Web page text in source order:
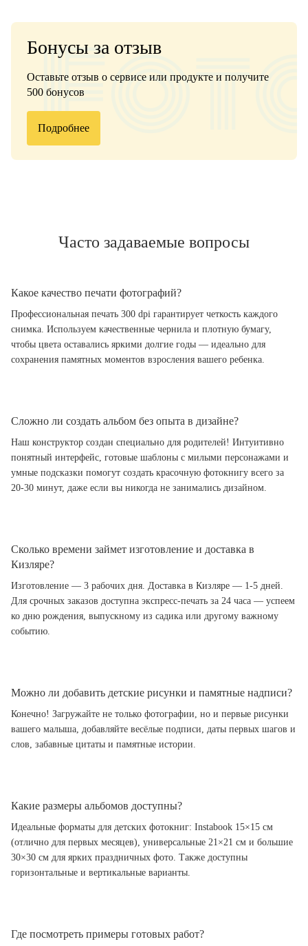
Бонусы за отзыв
Оставьте отзыв о сервисе или продукте и получите
500 бонусов
Подробнее
Часто задаваемые вопросы
Какое качество печати фотографий?
Профессиональная печать 300 dpi гарантирует четкость каждого
снимка. Используем качественные чернила и плотную бумагу,
чтобы цвета оставались яркими долгие годы — идеально для
сохранения памятных моментов взросления вашего ребенка.
Сложно ли создать альбом без опыта в дизайне?
Наш конструктор создан специально для родителей! Интуитивно
понятный интерфейс, готовые шаблоны с милыми персонажами и
умные подсказки помогут создать красочную фотокнигу всего за
20-30 минут, даже если вы никогда не занимались дизайном.
Сколько времени займет изготовление и доставка в
Кизляре?
Изготовление — 3 рабочих дня. Доставка в Кизляре — 1-5 дней.
Для срочных заказов доступна экспресс-печать за 24 часа — успеем
ко дню рождения, выпускному из садика или другому важному
событию.
Можно ли добавить детские рисунки и памятные надписи?
Конечно! Загружайте не только фотографии, но и первые рисунки
вашего малыша, добавляйте весёлые подписи, даты первых шагов и
слов, забавные цитаты и памятные истории.
Какие размеры альбомов доступны?
Идеальные форматы для детских фотокниг: Instabook 15×15 см
(отлично для первых месяцев), универсальные 21×21 см и большие
30×30 см для ярких праздничных фото. Также доступны
горизонтальные и вертикальные варианты.
Где посмотреть примеры готовых работ?